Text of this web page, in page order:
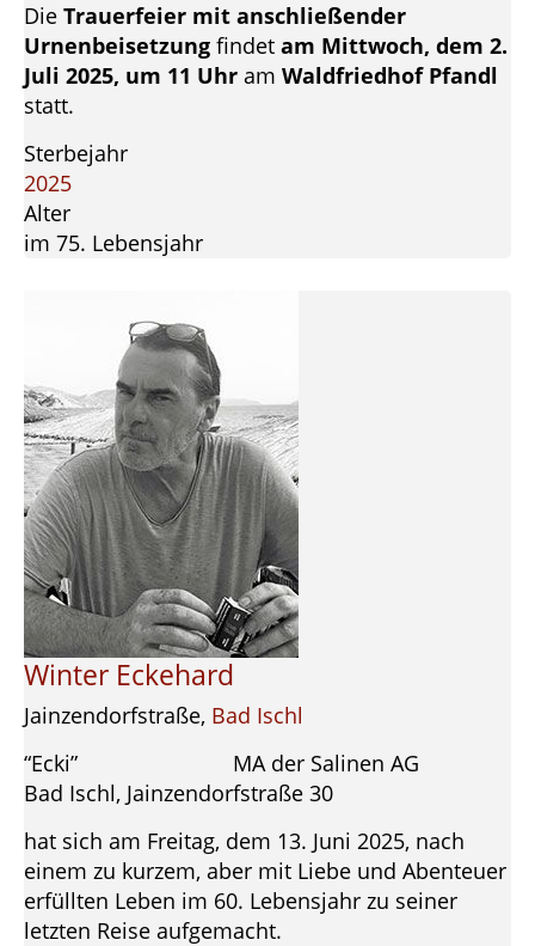
Die Trauerfeier mit anschließender
Urnenbeisetzung findet am Mittwoch, dem 2.
Juli 2025, um 11 Uhr am Waldfriedhof Pfandl
statt.
Sterbejahr
2025
Alter
im 75. Lebensjahr
Winter Eckehard
Jainzendorfstraße, Bad Ischl
“Ecki” MA der Salinen AG
Bad Ischl, Jainzendorfstraße 30
hat sich am Freitag, dem 13. Juni 2025, nach
einem zu kurzem, aber mit Liebe und Abenteuer
erfüllten Leben im 60. Lebensjahr zu seiner
letzten Reise aufgemacht.